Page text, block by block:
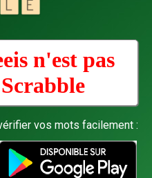
n'est pas
Scrabble
vos mots facilement :